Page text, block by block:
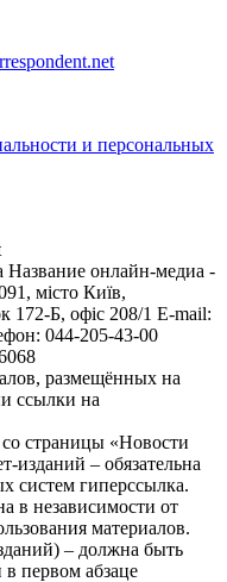
и персональных
Название онлайн-медиа -
місто Київ,
Б, офіс 208/1 E-mail:
044-205-43-00
размещённых на
ссылки на
страницы «Новости
изданий – обязательна
систем гиперссылка.
в независимости от
материалов.
– должна быть
первом абзаце